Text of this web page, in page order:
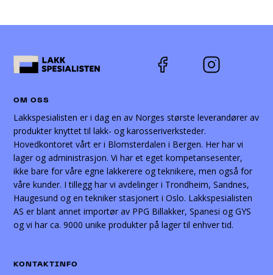
OM OSS
Lakkspesialisten er i dag en av Norges største leverandører av
produkter knyttet til lakk- og karosseriverksteder.
Hovedkontoret vårt er i Blomsterdalen i Bergen. Her har vi
lager og administrasjon. Vi har et eget kompetansesenter,
ikke bare for våre egne lakkerere og teknikere, men også for
våre kunder. I tillegg har vi avdelinger i Trondheim, Sandnes,
Haugesund og en tekniker stasjonert i Oslo. Lakkspesialisten
AS er blant annet importør av PPG Billakker, Spanesi og GYS
og vi har ca. 9000 unike produkter på lager til enhver tid.
KONTAKTINFO